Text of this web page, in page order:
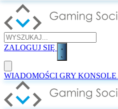
ZALOGUJ SIĘ
WIADOMOŚCI GRY KONSOLE